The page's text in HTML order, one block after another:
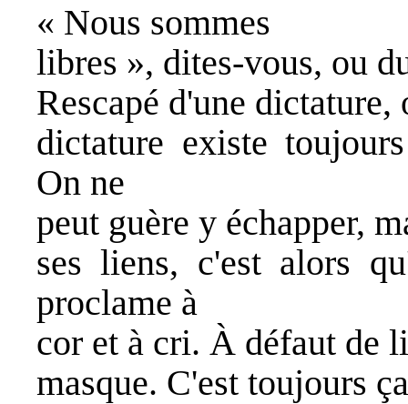
« Nous sommes
libres », dites-vous, ou
Rescapé d'une
dictature existe
On ne
peut guère y échapper,
ses liens, c'est alors
proclame à
cor et à cri. À défaut de
masque. C'est toujours